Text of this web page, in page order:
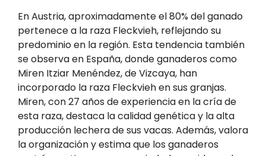
En Austria, aproximadamente el 80% del ganado
pertenece a la raza Fleckvieh, reflejando su
predominio en la región. Esta tendencia también
se observa en España, donde ganaderos como
Miren Itziar Menéndez, de Vizcaya, han
incorporado la raza Fleckvieh en sus granjas.
Miren, con 27 años de experiencia en la cría de
esta raza, destaca la calidad genética y la alta
producción lechera de sus vacas. Además, valora
la organización y estima que los ganaderos